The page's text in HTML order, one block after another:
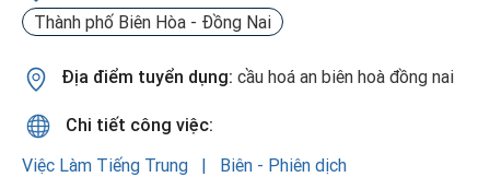
Thành phố Biên Hòa - Đồng Nai
Địa điểm tuyển dụng: cầu hoá an biên hoà đồng nai
Chi tiết công việc:
Việc Làm Tiếng Trung
Biên - Phiên dịch